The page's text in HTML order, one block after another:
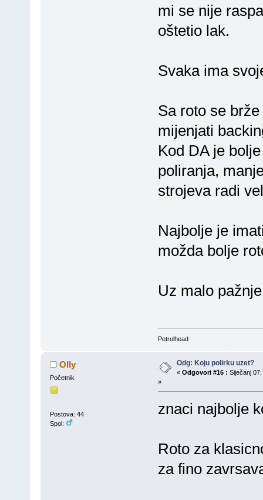
mi se nije
oštetio lak.
Svaka ima
Sa roto se
mijenjati
Kod DA je
poliranja,
strojeva radi
Najbolje je
možda bolje
Uz malo
Petrolhead
Olly
Početnik
Postova: 44
Spol:
Odg: Koju polirku uzet?
« Odgovori #16 : Siječanj
»
znaci najbolje
Roto za
za fino